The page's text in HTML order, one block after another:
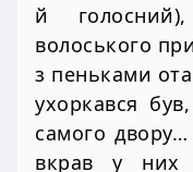
й
волоського
з пеньками
ухоркався
самого
вкрав у них